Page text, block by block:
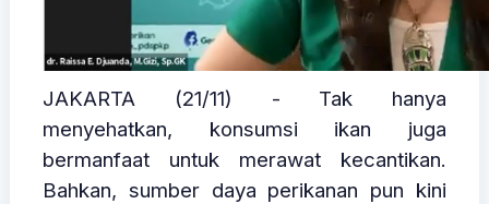
JAKARTA (21/11) - Tak hanya
menyehatkan, konsumsi ikan juga
bermanfaat untuk merawat kecantikan.
Bahkan, sumber daya perikanan pun kini